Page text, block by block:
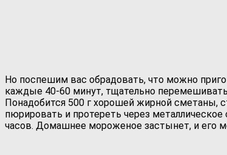
Но поспешим вас обрадовать, что можно
каждые 40-60 минут, тщательно
Понадобится 500 г хорошей жирной сметаны,
пюрировать и протереть через
часов. Домашнее мороженое застынет, и его